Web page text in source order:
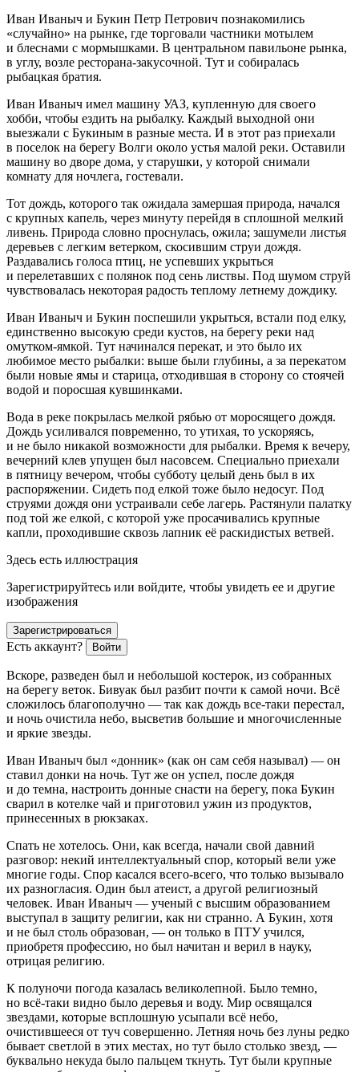
Иван Иваныч и Букин Петр Петрович познакомились
«случайно» на рынке, где торговали частники мотылем
и блеснами с мормышками. В центральном павильоне рынка,
в углу, возле ресторана-закусочной. Тут и собиралась
рыбацкая братия.
Иван Иваныч имел машину УАЗ, купленную для своего
хобби, чтобы ездить на рыбалку. Каждый выходной они
выезжали с Букиным в разные места. И в этот раз приехали
в поселок на берегу Волги около устья малой реки. Оставили
машину во дворе дома, у старушки, у которой снимали
комнату для ночлега, гостевали.
Тот дождь, которого так ожидала замершая природа, начался
с крупных капель, через минуту перейдя в сплошной мелкий
ливень. Природа словно проснулась, ожила; зашумели листья
деревьев с легким ветерком, скосившим струи дождя.
Раздавались голоса птиц, не успевших укрыться
и перелетавших с полянок под сень листвы. Под шумом струй
чувствовалась некоторая радость теплому летнему дождику.
Иван Иваныч и Букин поспешили укрыться, встали под елку,
единственно высокую среди кустов, на берегу реки над
омутком-ямкой. Тут начинался перекат, и это было их
любимое место рыбалки: выше были глубины, а за перекатом
были новые ямы и старица, отходившая в сторону со стоячей
водой и поросшая кувшинками.
Вода в реке покрылась мелкой рябью от моросящего дождя.
Дождь усиливался повременно, то утихая, то ускоряясь,
и не было никакой возможности для рыбалки. Время к вечеру,
вечерний клев упущен был насовсем. Специально приехали
в пятницу вечером, чтобы субботу целый день был в их
распоряжении. Сидеть под елкой тоже было недосуг. Под
струями дождя они устраивали себе лагерь. Растянули палатку
под той же елкой, с которой уже просачивались крупные
капли, проходившие сквозь лапник её раскидистых ветвей.
Здесь есть иллюстрация
Зарегистрируйтесь или войдите, чтобы увидеть ее и другие
изображения
Зарегистрироваться
Есть аккаунт? Войти
Вскоре, разведен был и небольшой костерок, из собранных
на берегу веток. Бивуак был разбит почти к самой ночи. Всё
сложилось благополучно — так как дождь все-таки перестал,
и ночь очистила небо, высветив большие и многочисленные
и яркие звезды.
Иван Иваныч был «донник» (как он сам себя называл) — он
ставил донки на ночь. Тут же он успел, после дождя
и до темна, настроить донные снасти на берегу, пока Букин
сварил в котелке чай и приготовил ужин из продуктов,
принесенных в рюкзаках.
Спать не хотелось. Они, как всегда, начали свой давний
разговор: некий интеллектуальный спор, который вели уже
многие годы. Спор касался всего-всего, что только вызывало
их разногласия. Один был атеист, а другой религиозный
человек. Иван Иваныч — ученый с высшим образованием
выступал в защиту религии, как ни странно. А Букин, хотя
и не был столь образован, — он только в ПТУ учился,
приобретя профессию, но был начитан и верил в науку,
отрицая религию.
К полуночи погода казалась великолепной. Было темно,
но всё-таки видно было деревья и воду. Мир освящался
звездами, которые всплошную усыпали всё небо,
очистившееся от туч совершенно. Летняя ночь без луны редко
бывает светлой в этих местах, но тут было столько звезд, —
буквально некуда было пальцем ткнуть. Тут были крупные